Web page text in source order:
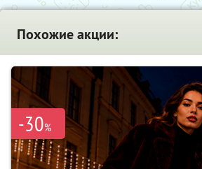
Похожие акции:
-30%